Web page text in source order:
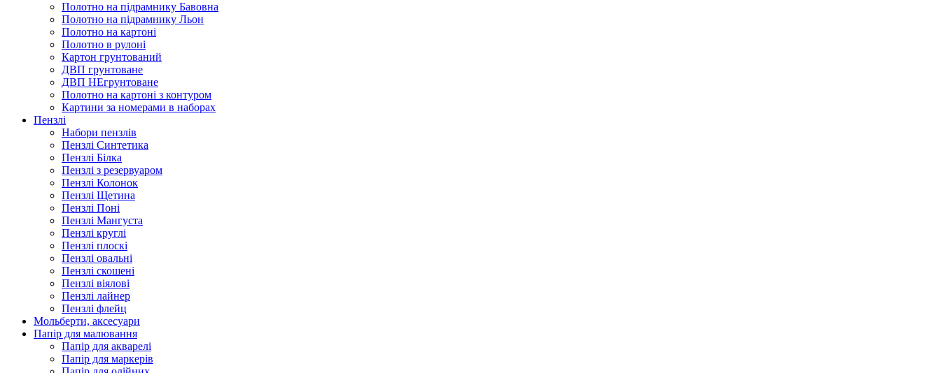
Полотно на підрамнику Бавовна
Полотно на підрамнику Льон
Полотно на картоні
Полотно в рулоні
Картон грунтований
ДВП грунтоване
ДВП НЕгрунтоване
Полотно на картоні з контуром
Картини за номерами в наборах
Пензлі
Набори пензлів
Пензлі Синтетика
Пензлі Білка
Пензлі з резервуаром
Пензлі Колонок
Пензлі Щетина
Пензлі Поні
Пензлі Мангуста
Пензлі круглі
Пензлі плоскі
Пензлі овальні
Пензлі скошені
Пензлі віялові
Пензлі лайнер
Пензлі флейц
Мольберти, аксесуари
Папір для малювання
Папір для акварелі
Папір для маркерів